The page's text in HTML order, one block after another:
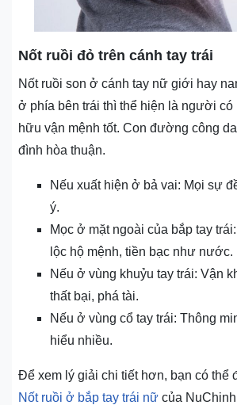
Nốt ruồi đỏ trên cánh tay trái
Nốt ruồi son ở cánh tay nữ giới hay
ở phía bên trái thì thể hiện là người
hữu vận mệnh tốt. Con đường công
đình hòa thuận.
Nếu xuất hiện ở bả vai: Mọi sự
ý.
Mọc ở mặt ngoài của bắp tay
lộc hộ mệnh, tiền bạc như nước.
Nếu ở vùng khuỷu tay trái: Vận
thất bại, phá tài.
Nếu ở vùng cổ tay trái: Thông
hiểu nhiều.
Để xem lý giải chi tiết hơn, bạn có thể
Nốt ruồi ở bắp tay trái nữ của